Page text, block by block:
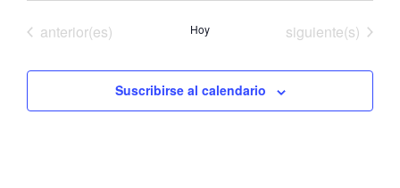
fecha.
Eventos
anterior(es) Hoy Eventos
siguiente(s)
Suscribirse al calendario